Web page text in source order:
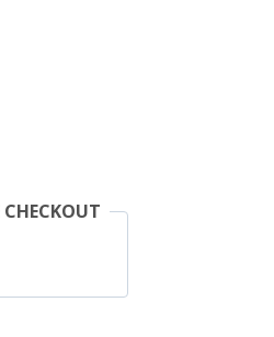
CHECKOUT